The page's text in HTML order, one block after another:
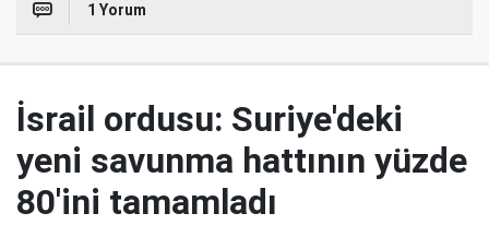
1 Yorum
İsrail ordusu: Suriye'deki
yeni savunma hattının yüzde
80'ini tamamladı